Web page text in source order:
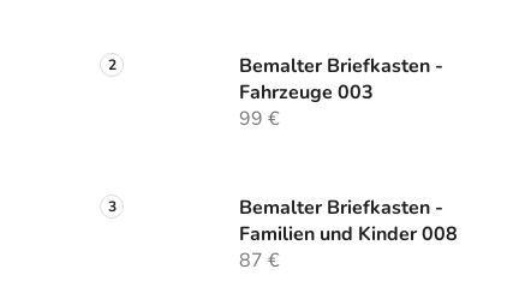
Bemalter Briefkasten -
Fahrzeuge 003
99 €
Bemalter Briefkasten -
Familien und Kinder 008
87 €